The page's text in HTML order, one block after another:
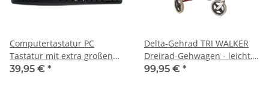
Computertastatur PC
Tastatur mit extra großen
Tasten schwarz oder gelb
39,95 € *
Delta-Gehrad TRI WALKER
Dreirad-Gehwagen - leicht,
schmal, wendig
99,95 € *